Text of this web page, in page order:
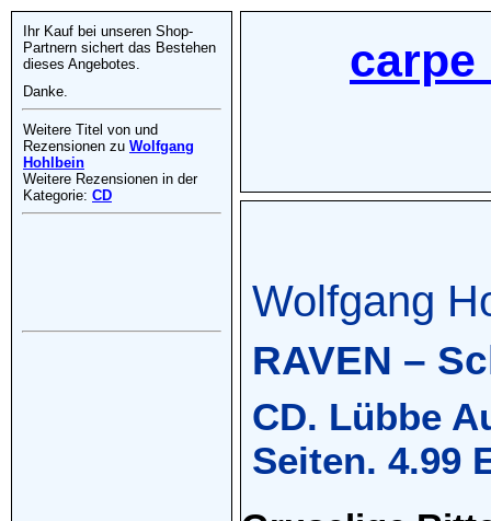
Wolfgang
RAVEN –
CD. Lübbe
Seiten. 4.99
Ihr Kauf bei unseren Shop-
Partnern sichert das Bestehen
dieses Angebotes.
Danke.
Weitere Titel von und
Rezensionen zu Wolfgang
Hohlbein
Weitere Rezensionen in der
Kategorie: CD